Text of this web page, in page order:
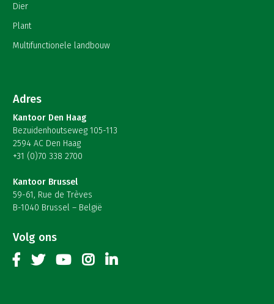
Dier
Plant
Multifunctionele landbouw
Adres
Kantoor Den Haag
Bezuidenhoutseweg 105-113
2594 AC Den Haag
+31 (0)70 338 2700
Kantoor Brussel
59-61, Rue de Trèves
B-1040 Brussel – België
Volg ons